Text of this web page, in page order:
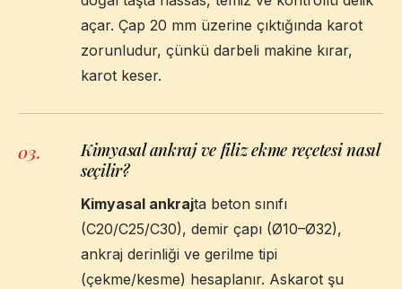
açar. Çap 20 mm üzerine çıktığında karot
zorunludur, çünkü darbeli makine kırar,
karot keser.
03.
Kimyasal ankraj ve filiz ekme reçetesi nasıl
seçilir?
Kimyasal ankrajta beton sınıfı
(C20/C25/C30), demir çapı (Ø10–Ø32),
ankraj derinliği ve gerilme tipi
(çekme/kesme) hesaplanır. Askarot şu